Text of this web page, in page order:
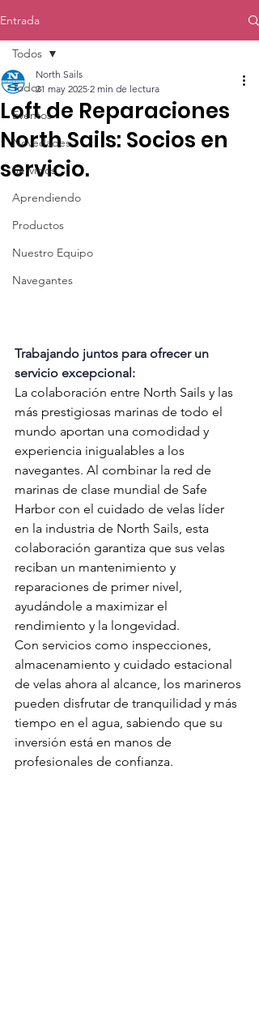
Entrada
Todos
Eventos
Novedades
Servicios
Aprendiendo
Productos
Nuestro Equipo
Navegantes
Todos
Loft de Reparaciones
North Sails: Socios en
servicio.
North Sails
21 may 2025 2 min de lectura
Trabajando juntos para ofrecer un
servicio excepcional:
La colaboración entre North Sails y las
más prestigiosas marinas de todo el
mundo aportan una comodidad y
experiencia inigualables a los
navegantes. Al combinar la red de
marinas de clase mundial de Safe
Harbor con el cuidado de velas líder
en la industria de North Sails, esta
colaboración garantiza que sus velas
reciban un mantenimiento y
reparaciones de primer nivel,
ayudándole a maximizar el
rendimiento y la longevidad.
Con servicios como inspecciones,
almacenamiento y cuidado estacional
de velas ahora al alcance, los marineros
pueden disfrutar de tranquilidad y más
tiempo en el agua, sabiendo que su
inversión está en manos de
profesionales de confianza.